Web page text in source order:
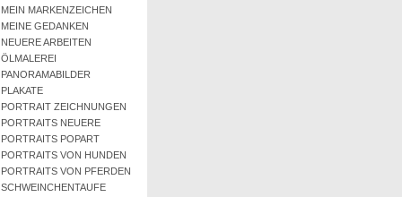
MEIN MARKENZEICHEN
MEINE GEDANKEN
NEUERE ARBEITEN
ÖLMALEREI
PANORAMABILDER
PLAKATE
PORTRAIT ZEICHNUNGEN
PORTRAITS NEUERE
PORTRAITS POPART
PORTRAITS VON HUNDEN
PORTRAITS VON PFERDEN
SCHWEINCHENTAUFE